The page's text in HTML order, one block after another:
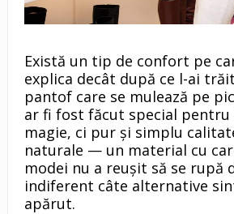
Există un tip de confort pe
explica decât după ce l-ai
pantof care se mulează pe
ar fi fost făcut special pentru
magie, ci pur și simplu
naturale — un material cu
modei nu a reușit să se rupă
indiferent câte alternative
apărut.